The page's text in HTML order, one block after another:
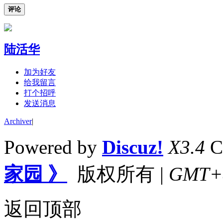
评论
陆活华
加为好友
给我留言
打个招呼
发送消息
Archiver|
Powered by Discuz! X3.4
家园 》
版权所有 |
返回顶部